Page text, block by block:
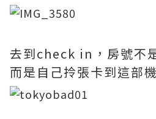
去到check in，房號不
而是自己拎張卡到這部